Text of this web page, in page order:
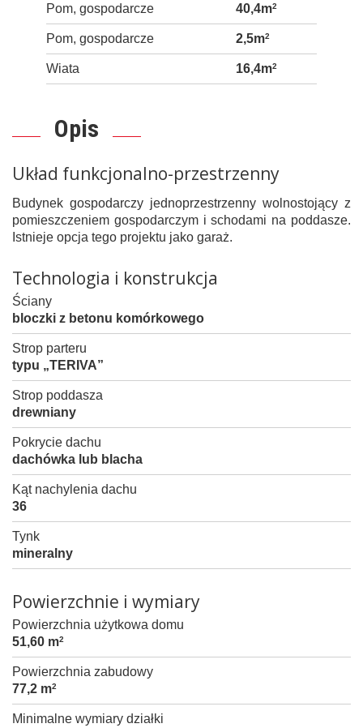
Pom, gospodarcze 40,4m2
Pom, gospodarcze 2,5m2
Wiata 16,4m2
Opis
Układ funkcjonalno-przestrzenny
Budynek gospodarczy jednoprzestrzenny wolnostojący z
pomieszczeniem gospodarczym i schodami na poddasze.
Istnieje opcja tego projektu jako garaż.
Technologia i konstrukcja
Ściany
bloczki z betonu komórkowego
Strop parteru
typu „TERIVA”
Strop poddasza
drewniany
Pokrycie dachu
dachówka lub blacha
Kąt nachylenia dachu
36
Tynk
mineralny
Powierzchnie i wymiary
Powierzchnia użytkowa domu
51,60 m2
Powierzchnia zabudowy
77,2 m2
Minimalne wymiary działki